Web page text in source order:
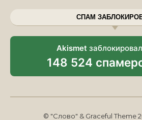
СПАМ
Akismet заблокировал
148 524
© "Слово" & Graceful Theme